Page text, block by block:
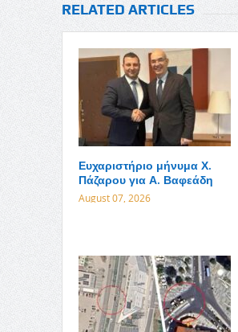
RELATED ARTICLES
Ευχαριστήριο μήνυμα Χ.
Πάζαρου για Α. Βαφεάδη
August 07, 2026